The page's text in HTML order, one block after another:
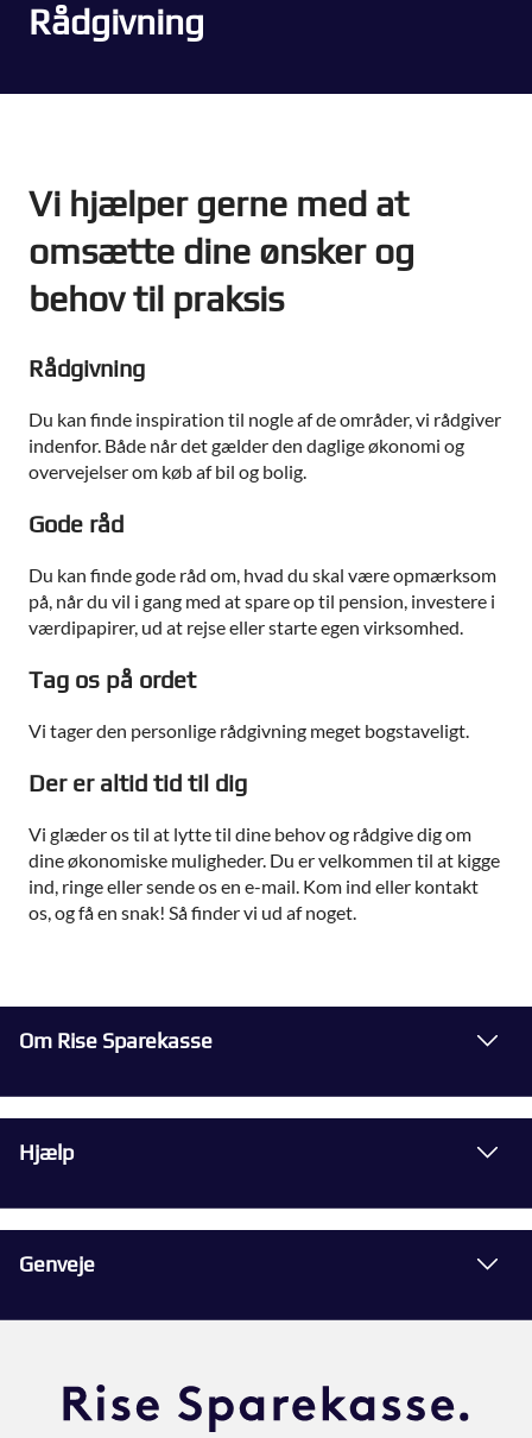
Rådgivning
Vi hjælper gerne med at
omsætte dine ønsker og
behov til praksis
Rådgivning
Du kan finde inspiration til nogle af de områder, vi rådgiver
indenfor. Både når det gælder den daglige økonomi og
overvejelser om køb af bil og bolig.
Gode råd
Du kan finde gode råd om, hvad du skal være opmærksom
på, når du vil i gang med at spare op til pension, investere i
værdipapirer, ud at rejse eller starte egen virksomhed.
Tag os på ordet
Vi tager den personlige rådgivning meget bogstaveligt.
Der er altid tid til dig
Vi glæder os til at lytte til dine behov og rådgive dig om
dine økonomiske muligheder. Du er velkommen til at kigge
ind, ringe eller sende os en e-mail. Kom ind eller kontakt
os, og få en snak! Så finder vi ud af noget.
Om Rise Sparekasse
Hjælp
Genveje